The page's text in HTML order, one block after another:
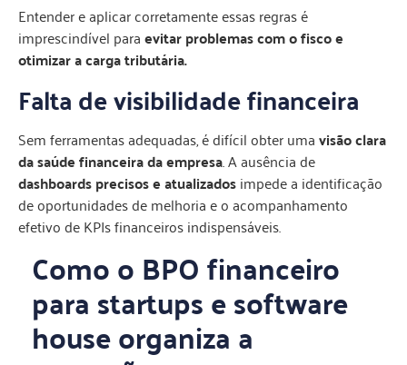
Entender e aplicar corretamente essas regras é
imprescindível paraevitar problemas com o fisco e
otimizar a carga tributária.
Falta de visibilidade financeira
Sem ferramentas adequadas, é difícil obter umavisão clara
da saúde financeira da empresa. A ausência de
dashboards precisos e atualizadosimpede a identificação
de oportunidades de melhoria e o acompanhamento
efetivo de KPIs financeiros indispensáveis.
Como o BPO financeiro
para startups e software
house organiza a